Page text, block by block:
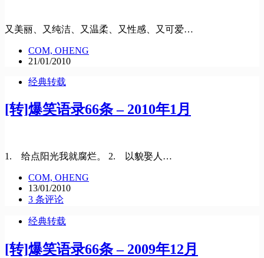
又美丽、又纯洁、又温柔、又性感、又可爱…
COM, OHENG
21/01/2010
经典转载
[转]爆笑语录66条 – 2010年1月
1. 给点阳光我就腐烂。 2. 以貌娶人…
COM, OHENG
13/01/2010
3 条评论
经典转载
[转]爆笑语录66条 – 2009年12月